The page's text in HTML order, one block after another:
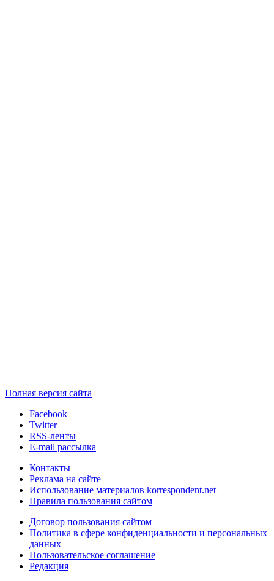
Полная версия сайта
Facebook
Twitter
RSS-ленты
E-mail рассылка
Контакты
Реклама на сайте
Использование материалов korrespondent.net
Правила пользования сайтом
Договор пользования сайтом
Политика в сфере конфиденциальности и персональных
данных
Пользовательское соглашение
Редакция